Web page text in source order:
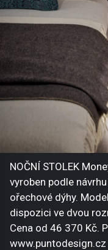
NOČNÍ STOLEK
vyroben podle
ořechové dýhy.
dispozici ve dvou
Cena od 46 370 Kč.
www.puntodesign.cz